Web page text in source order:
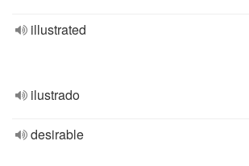
illustrated
ilustrado
desirable